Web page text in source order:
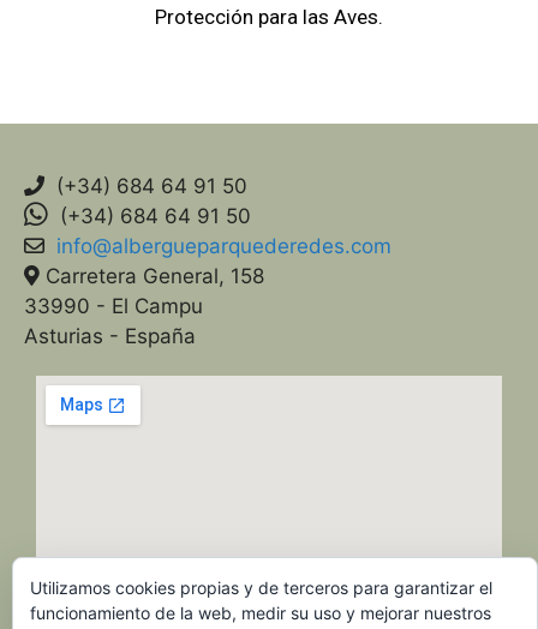
Protección para las Aves.
(+34) 684 64 91 50
(+34) 684 64 91 50
info@albergueparquederedes.com
Carretera General, 158
33990 - El Campu
Asturias - España
Utilizamos cookies propias y de terceros para garantizar el
funcionamiento de la web, medir su uso y mejorar nuestros